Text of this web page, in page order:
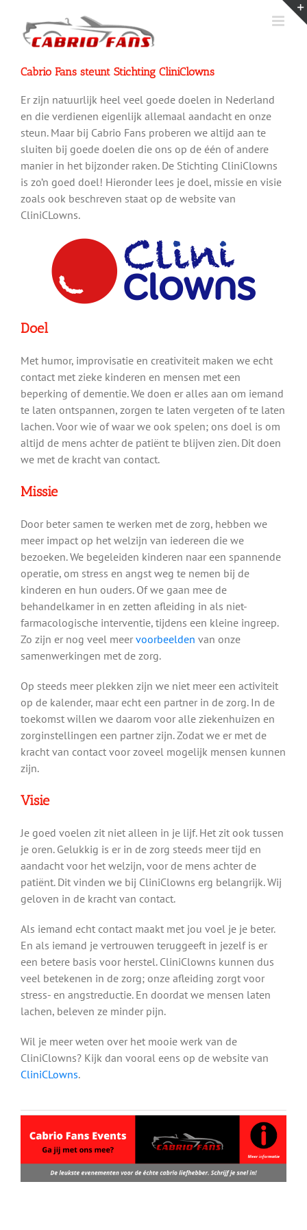
inhoud
Cabrio Fans steunt Stichting CliniClowns
Er zijn natuurlijk heel veel goede doelen in Nederland
en die verdienen eigenlijk allemaal aandacht en onze
steun. Maar bij Cabrio Fans proberen we altijd aan te
sluiten bij goede doelen die ons op de één of andere
manier in het bijzonder raken. De Stichting CliniClowns
is zo’n goed doel! Hieronder lees je doel, missie en visie
zoals ook beschreven staat op de website van
CliniCLowns.
Doel
Met humor, improvisatie en creativiteit maken we echt
contact met zieke kinderen en mensen met een
beperking of dementie. We doen er alles aan om iemand
te laten ontspannen, zorgen te laten vergeten of te laten
lachen. Voor wie of waar we ook spelen; ons doel is om
altijd de mens achter de patiënt te blijven zien. Dit doen
we met de kracht van contact.
Missie
Door beter samen te werken met de zorg, hebben we
meer impact op het welzijn van iedereen die we
bezoeken. We begeleiden kinderen naar een spannende
operatie, om stress en angst weg te nemen bij de
kinderen en hun ouders. Of we gaan mee de
behandelkamer in en zetten afleiding in als niet-
farmacologische interventie, tijdens een kleine ingreep.
Zo zijn er nog veel meer voorbeelden van onze
samenwerkingen met de zorg.
Op steeds meer plekken zijn we niet meer een activiteit
op de kalender, maar echt een partner in de zorg. In de
toekomst willen we daarom voor alle ziekenhuizen en
zorginstellingen een partner zijn. Zodat we er met de
kracht van contact voor zoveel mogelijk mensen kunnen
zijn.
Visie
Je goed voelen zit niet alleen in je lijf. Het zit ook tussen
je oren. Gelukkig is er in de zorg steeds meer tijd en
aandacht voor het welzijn, voor de mens achter de
patiënt. Dit vinden we bij CliniClowns erg belangrijk. Wij
geloven in de kracht van contact.
Als iemand echt contact maakt met jou voel je je beter.
En als iemand je vertrouwen teruggeeft in jezelf is er
een betere basis voor herstel. CliniClowns kunnen dus
veel betekenen in de zorg; onze afleiding zorgt voor
stress- en angstreductie. En doordat we mensen laten
lachen, beleven ze minder pijn.
Wil je meer weten over het mooie werk van de
CliniClowns? Kijk dan vooral eens op de website van
CliniCLowns.